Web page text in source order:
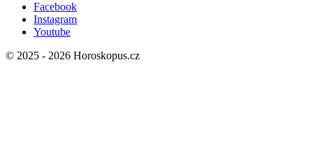
Facebook
Instagram
Youtube
© 2025 - 2026 Horoskopus.cz